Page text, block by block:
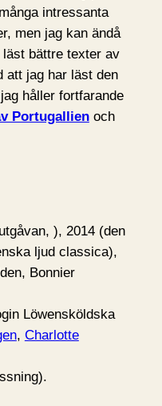
intressanta
men jag kan ändå
bättre texter av
att jag har läst den
håller fortfarande
Portugallienoch
), 2014 (den
ljud classica),
Bonnier
Löwensköldska
, Charlotte